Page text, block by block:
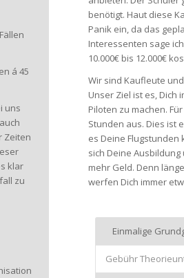
á 45
uns
Zeiten
klar
zu
benötigt. Haut diese
Panik ein, da das
Interessenten sage
10.000€ bis 12.000€
Wir sind Kaufleute
Unser Ziel ist es, Dich
Piloten zu machen.
Stunden aus. Dies ist
es Deine
sich Deine
mehr Geld. Denn
werfen Dich immer
Einmalige
Gebühr